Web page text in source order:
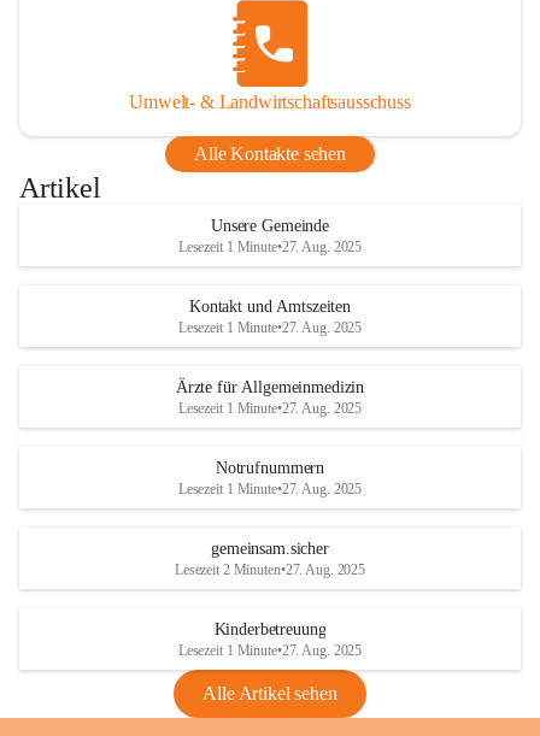
Umwelt- & Landwirtschaftsausschuss
Alle Kontakte sehen
Artikel
Unsere Gemeinde
Lesezeit 1 Minute•27. Aug. 2025
Kontakt und Amtszeiten
Lesezeit 1 Minute•27. Aug. 2025
Ärzte für Allgemeinmedizin
Lesezeit 1 Minute•27. Aug. 2025
Notrufnummern
Lesezeit 1 Minute•27. Aug. 2025
gemeinsam.sicher
Lesezeit 2 Minuten•27. Aug. 2025
Kinderbetreuung
Lesezeit 1 Minute•27. Aug. 2025
Alle Artikel sehen